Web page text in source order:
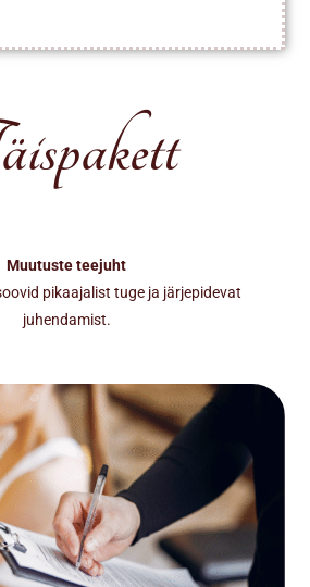
Muutuste teejuht
pikaajalist tuge ja järjepidevat
juhendamist.